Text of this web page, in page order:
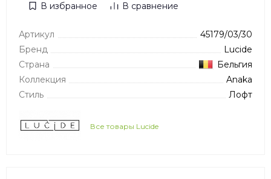
В избранное В сравнение
Артикул
45179/03/30
Бренд
Lucide
Страна
Бельгия
Коллекция
Anaka
Стиль
Лофт
Все товары Lucide